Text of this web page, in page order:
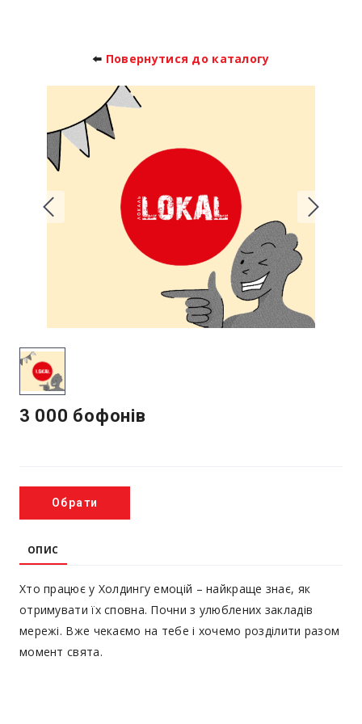
⬅️ Повернутися до каталогу
3 000 бофонів
Обрати
ОПИС
Хто працює у Холдингу емоцій – найкраще знає, як
отримувати їх сповна. Почни з улюблених закладів
мережі. Вже чекаємо на тебе і хочемо розділити разом
момент свята.